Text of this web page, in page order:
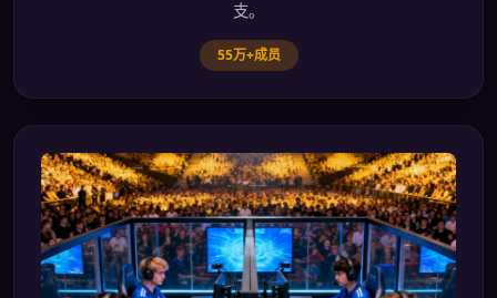
支。
55万+成员